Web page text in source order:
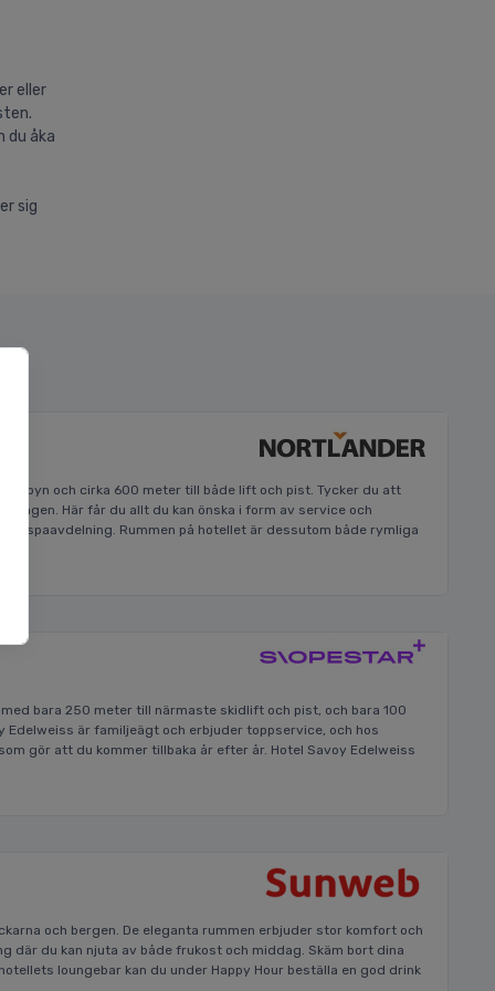
eller
du åka
sig
i byn och cirka 600 meter till både lift och pist. Tycker du att
vägen. Här får du allt du kan önska i form av service och
spaavdelning. Rummen på hotellet är dessutom både rymliga
bara 250 meter till närmaste skidlift och pist, och bara 100
är familjeägt och erbjuder toppservice, och hos
gör att du kommer tillbaka år efter år. Hotel Savoy Edelweiss
och bergen. De eleganta rummen erbjuder stor komfort och
där du kan njuta av både frukost och middag. Skäm bort dina
loungebar kan du under Happy Hour beställa en god drink